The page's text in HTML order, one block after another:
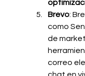
Brevo:
como
de
correo
chat en